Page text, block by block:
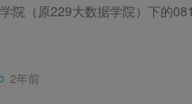
院（原229大数据学院）下的
2年前